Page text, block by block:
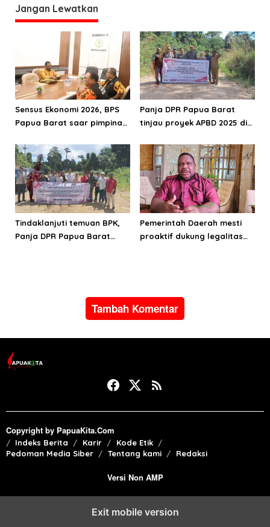
Jangan Lewatkan
Sensus Ekonomi 2026, BPS
Papua Barat saar pimpinan
Panja DPR Papua Barat
tinjau proyek APBD 2025 di
Bintuni
Tindaklanjuti temuan BPK,
Panja DPR Papua Barat
Pemerintah Daerah mesti
proaktif dukung legalitas
Tambah Komentar
Copyright by PapuaKita.Com
Indeks Berita Karir
Kode Etik
Pedoman Media Siber
Tentang kami Redaksi
Versi Non AMP
Exit mobile version